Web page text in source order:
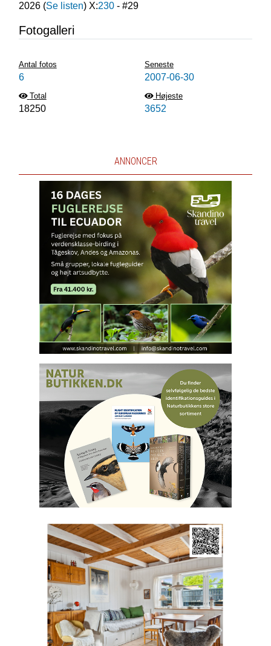
2026(Se listen) X:230- #29
Fotogalleri
Antal fotos
6
Seneste
2007-06-30
Total
18250
Højeste
3652
ANNONCER